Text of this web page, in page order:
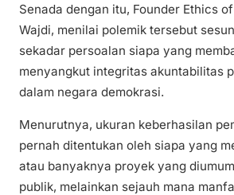
Senada dengan itu, Founder Ethics
Wajdi, menilai polemik tersebut
sekadar persoalan siapa yang
menyangkut integritas akuntabilitas
dalam negara demokrasi.
Menurutnya, ukuran keberhasilan
pernah ditentukan oleh siapa yang
atau banyaknya proyek yang
publik, melainkan sejauh mana